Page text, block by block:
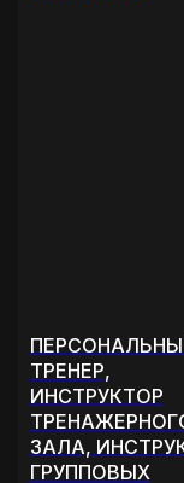
ТРЕНЕР,
ИНСТРУКТОР
ЗАЛА,
ГРУППОВЫХ